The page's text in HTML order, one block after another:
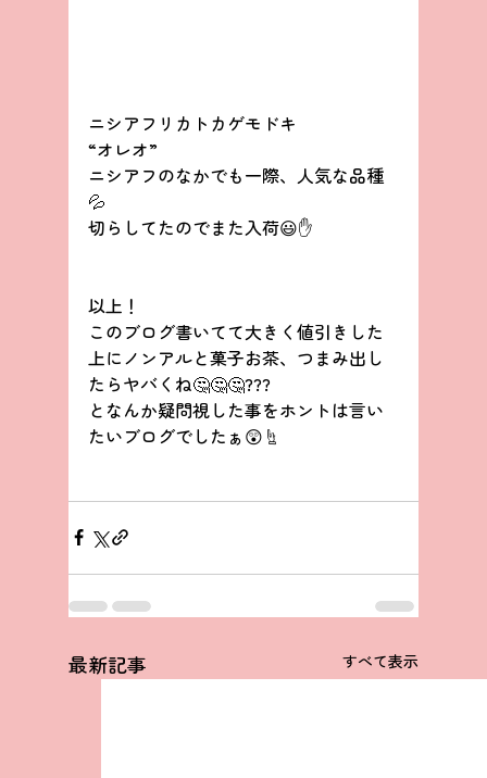
ニシアフリカトカゲモドキ
“オレオ”
ニシアフのなかでも一際、人気な品種
💦
切らしてたのでまた入荷😃✋
以上！
このブログ書いてて大きく値引きした
上にノンアルと菓子お茶、つまみ出し
たらヤバくね🤔🤔🤔???
となんか疑問視した事をホントは言い
たいブログでしたぁ😲☝
最新記事 すべて表示